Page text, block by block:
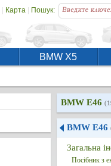
| Карта| Пошук:
BMW X5
BMW E46
BMW E46
Загальна
Посібник з